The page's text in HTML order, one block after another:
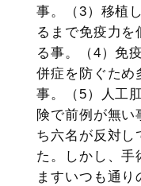
事。（3）移植
るまで免疫力を
る事。（4）免
併症を防ぐため
事。（5）人工
険で前例が無い
ち六名が反対し
た。しかし、手
ますいつも通